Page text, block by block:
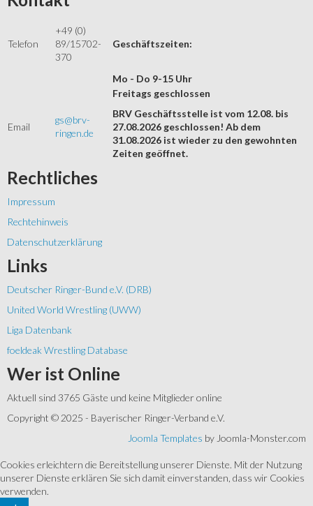
Telefon
+49 (0)
89/15702-
370
Geschäftszeiten:
Mo - Do 9-15 Uhr
Email
gs@brv-
ringen.de
Freitags geschlossen
BRV Geschäftsstelle ist vom 12.08. bis
27.08.2026 geschlossen! Ab dem
31.08.2026 ist wieder zu den gewohnten
Zeiten geöffnet.
Rechtliches
Impressum
Rechtehinweis
Datenschutzerklärung
Links
Deutscher Ringer-Bund e.V. (DRB)
United World Wrestling (UWW)
Liga Datenbank
foeldeak Wrestling Database
Wer ist Online
Aktuell sind 3765 Gäste und keine Mitglieder online
Copyright © 2025 - Bayerischer Ringer-Verband e.V.
Joomla Templates by Joomla-Monster.com
Cookies erleichtern die Bereitstellung unserer Dienste. Mit der Nutzung
unserer Dienste erklären Sie sich damit einverstanden, dass wir Cookies
verwenden.